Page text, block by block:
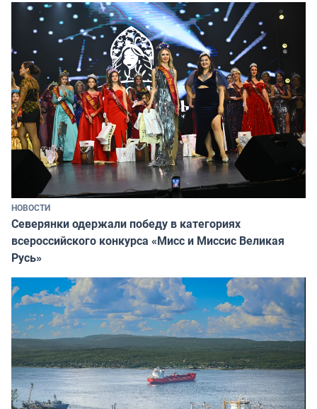
НОВОСТИ
Северянки одержали победу в категориях
всероссийского конкурса «Мисс и Миссис Великая
Русь»